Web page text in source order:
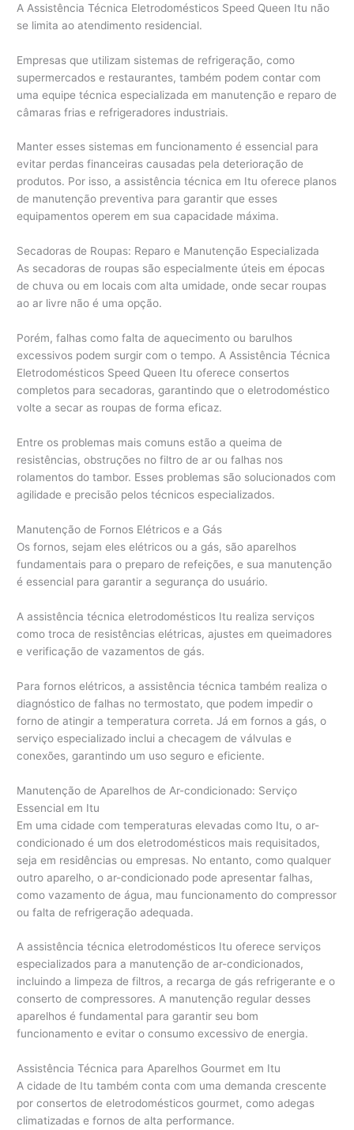
A Assistência Técnica Eletrodomésticos Speed Queen Itu não
se limita ao atendimento residencial.
Empresas que utilizam sistemas de refrigeração, como
supermercados e restaurantes, também podem contar com
uma equipe técnica especializada em manutenção e reparo de
câmaras frias e refrigeradores industriais.
Manter esses sistemas em funcionamento é essencial para
evitar perdas financeiras causadas pela deterioração de
produtos. Por isso, a assistência técnica em Itu oferece planos
de manutenção preventiva para garantir que esses
equipamentos operem em sua capacidade máxima.
Secadoras de Roupas: Reparo e Manutenção Especializada
As secadoras de roupas são especialmente úteis em épocas
de chuva ou em locais com alta umidade, onde secar roupas
ao ar livre não é uma opção.
Porém, falhas como falta de aquecimento ou barulhos
excessivos podem surgir com o tempo. A Assistência Técnica
Eletrodomésticos Speed Queen Itu oferece consertos
completos para secadoras, garantindo que o eletrodoméstico
volte a secar as roupas de forma eficaz.
Entre os problemas mais comuns estão a queima de
resistências, obstruções no filtro de ar ou falhas nos
rolamentos do tambor. Esses problemas são solucionados com
agilidade e precisão pelos técnicos especializados.
Manutenção de Fornos Elétricos e a Gás
Os fornos, sejam eles elétricos ou a gás, são aparelhos
fundamentais para o preparo de refeições, e sua manutenção
é essencial para garantir a segurança do usuário.
A assistência técnica eletrodomésticos Itu realiza serviços
como troca de resistências elétricas, ajustes em queimadores
e verificação de vazamentos de gás.
Para fornos elétricos, a assistência técnica também realiza o
diagnóstico de falhas no termostato, que podem impedir o
forno de atingir a temperatura correta. Já em fornos a gás, o
serviço especializado inclui a checagem de válvulas e
conexões, garantindo um uso seguro e eficiente.
Manutenção de Aparelhos de Ar-condicionado: Serviço
Essencial em Itu
Em uma cidade com temperaturas elevadas como Itu, o ar-
condicionado é um dos eletrodomésticos mais requisitados,
seja em residências ou empresas. No entanto, como qualquer
outro aparelho, o ar-condicionado pode apresentar falhas,
como vazamento de água, mau funcionamento do compressor
ou falta de refrigeração adequada.
A assistência técnica eletrodomésticos Itu oferece serviços
especializados para a manutenção de ar-condicionados,
incluindo a limpeza de filtros, a recarga de gás refrigerante e o
conserto de compressores. A manutenção regular desses
aparelhos é fundamental para garantir seu bom
funcionamento e evitar o consumo excessivo de energia.
Assistência Técnica para Aparelhos Gourmet em Itu
A cidade de Itu também conta com uma demanda crescente
por consertos de eletrodomésticos gourmet, como adegas
climatizadas e fornos de alta performance.